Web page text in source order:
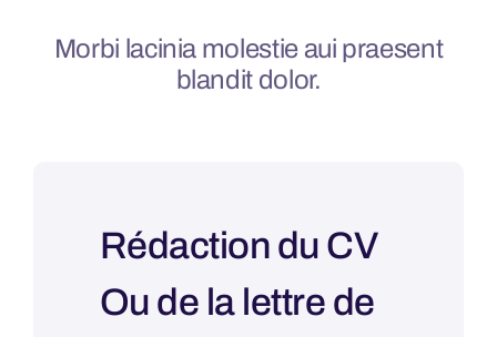
Morbi lacinia molestie aui praesent
blandit dolor.
Rédaction du CV
Ou de la lettre de